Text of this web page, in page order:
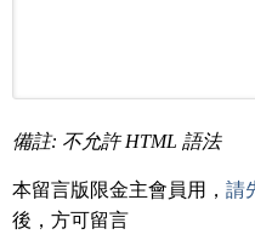
備註: 不允許 HTML 語法
本留言版限金主會員用， 請
後，方可留言